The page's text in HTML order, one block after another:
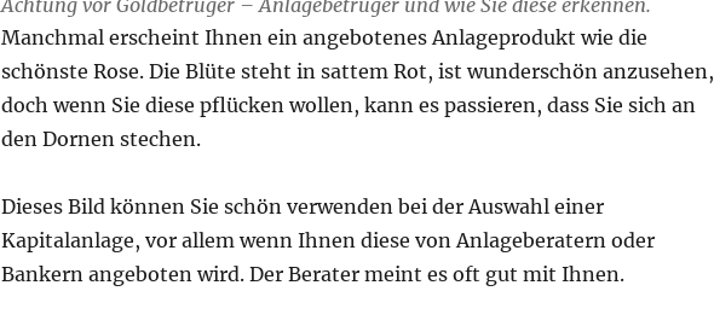
Manchmal erscheint Ihnen ein angebotenes Anlageprodukt wie die
schönste Rose. Die Blüte steht in sattem Rot, ist wunderschön anzusehen,
doch wenn Sie diese pflücken wollen, kann es passieren, dass Sie sich an
den Dornen stechen.
Dieses Bild können Sie schön verwenden bei der Auswahl einer
Kapitalanlage, vor allem wenn Ihnen diese von Anlageberatern oder
Bankern angeboten wird. Der Berater meint es oft gut mit Ihnen.